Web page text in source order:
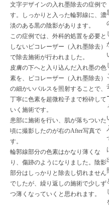
文字デザインの入れ墨除去の症例で
す。しっかりと入った輪郭線に、濃
淡のある黒の陰影があります。
この症例では、外科的処置を必要と
しないピコレーザー（入れ墨除去）
で除去施術が行われました。
皮膚の下へと入り込んだ入れ墨の色
素を、ピコレーザー（入れ墨除去）
の細かいパルスを照射することで、
丁寧に色素を超微粒子まで粉砕して
いく施術です。
患部に施術を行い、肌が落ちついた
頃に撮影したのが右のAfter写真で
す。
輪郭線部分の色素はかなり薄くな
り、傷跡のようになりました。陰影
部分はしっかりと除去し切れません
でしたが、繰り返しの施術で少しず
つ薄くなっていくと思われます。